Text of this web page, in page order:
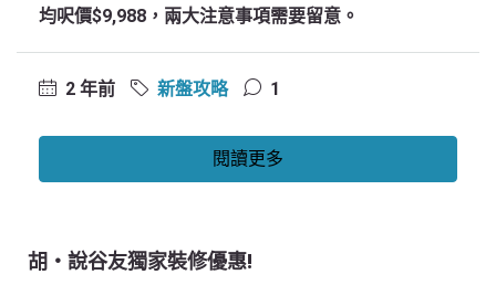
均呎價$9,988，兩大注意事項需要留意。
2 年前 新盤攻略 1
閱讀更多
胡‧說谷友獨家裝修優惠!